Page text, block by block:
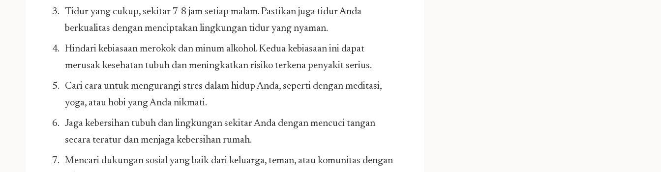
Tidur yang cukup, sekitar 7-8 jam setiap malam. Pastikan juga tidur Anda
berkualitas dengan menciptakan lingkungan tidur yang nyaman.
Hindari kebiasaan merokok dan minum alkohol. Kedua kebiasaan ini dapat
merusak kesehatan tubuh dan meningkatkan risiko terkena penyakit serius.
Cari cara untuk mengurangi stres dalam hidup Anda, seperti dengan meditasi,
yoga, atau hobi yang Anda nikmati.
Jaga kebersihan tubuh dan lingkungan sekitar Anda dengan mencuci tangan
secara teratur dan menjaga kebersihan rumah.
Mencari dukungan sosial yang baik dari keluarga, teman, atau komunitas dengan